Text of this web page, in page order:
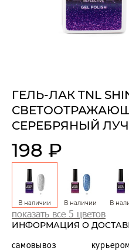
ГЕЛЬ-ЛАК TNL
СЕРЕБРЯНЫЙ
198 ₽
В наличии В наличии В
показать все 5 цветов
ИНФОРМАЦИЯ О
самовывоз